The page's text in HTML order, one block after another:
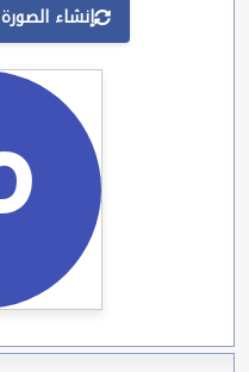
إنشاء الصورة